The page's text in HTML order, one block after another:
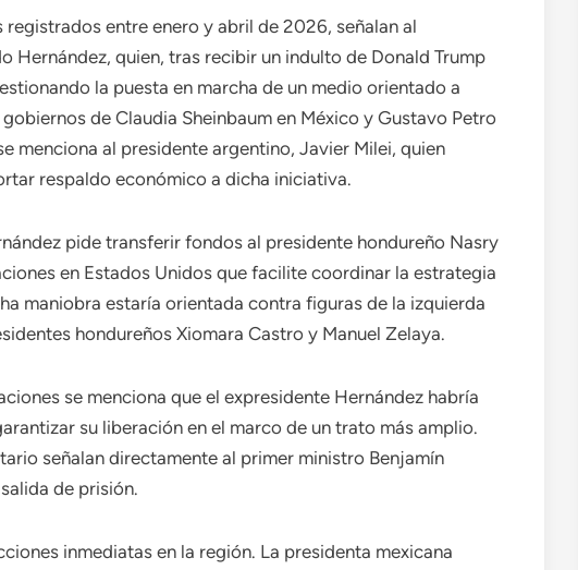
entre enero y abril de 2026, señalan al
Hernández, quien, tras recibir un indulto de Donald Trump
la puesta en marcha de un medio orientado a
de Claudia Sheinbaum en México y Gustavo Petro
menciona al presidente argentino, Javier Milei, quien
respaldo económico a dicha iniciativa.
pide transferir fondos al presidente hondureño Nasry
en Estados Unidos que facilite coordinar la estrategia
maniobra estaría orientada contra figuras de la izquierda
hondureños Xiomara Castro y Manuel Zelaya.
se menciona que el expresidente Hernández habría
su liberación en el marco de un trato más amplio.
señalan directamente al primer ministro Benjamín
de prisión.
inmediatas en la región. La presidenta mexicana